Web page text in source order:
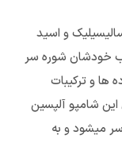
و اسید
خودشان شوره سر
ها و ترکیبات
این شامپو آلپسین
میشود و به